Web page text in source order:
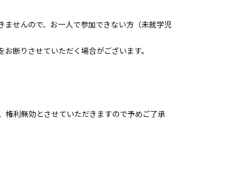
せんので、お一人で参加できない方（未就学児
断りさせていただく場合がございます。
利無効とさせていただきますので予めご了承